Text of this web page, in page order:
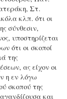
Στ.
κλπ. ότι οι
σύνθεσιν,
υποστηρίζεται
ότι οι σκοποί
της
ας είχον οι
η εν λόγω
σκοπού της
και